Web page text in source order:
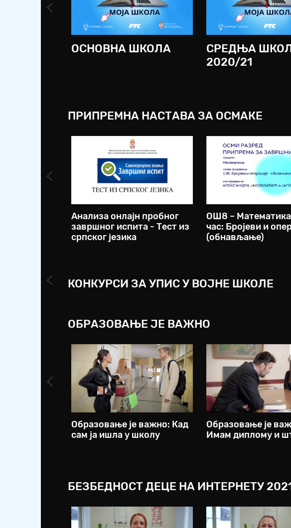
ОСНОВНА ШКОЛА
СРЕДЊА
2020/21
ПРИПРЕМНА НАСТАВА ЗА ОСМАКЕ
Анализа онлајн пробног
завршног испита - Тест из
српског језика
ОШ8 –
час: Бројеви и
(обнављање)
КОНКУРСИ ЗА УПИС У ВОЈНЕ ШКОЛЕ
ОБРАЗОВАЊЕ ЈЕ ВАЖНО
Образовање је важно: Кад
сам ја ишла у школу
Образовање је
Имам диплому и
БЕЗБЕДНОСТ ДЕЦЕ НА ИНТЕРНЕТУ